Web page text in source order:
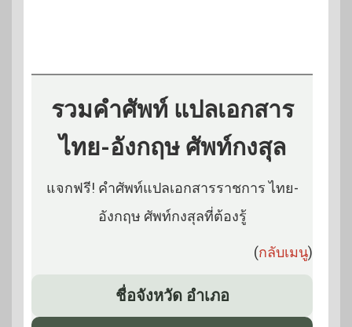
รวมคำศัพท์ แปลเอกสาร
ไทย-อังกฤษ ศัพท์กงสุล
แจกฟรี! คำศัพท์แปลเอกสารราชการ ไทย-
อังกฤษ ศัพท์กงสุลที่ต้องรู้
(กลับเมนู)
ชื่อจังหวัด อำเภอ